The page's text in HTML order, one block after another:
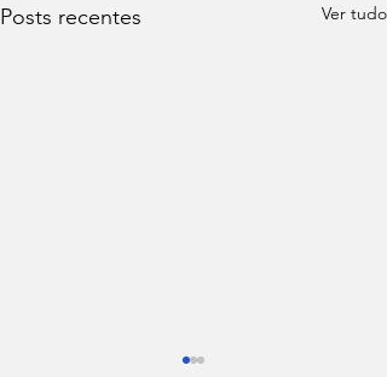
Posts recentes Ver tudo